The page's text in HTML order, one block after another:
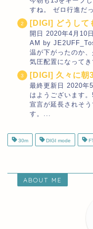
すね。 ゼロ行進だ
[DIGI] どうして
開日 2020年4月10
AM by
温が下がったのか
気圧配置になって
[DIGI] 久々に朝
最終更新日 2020
はようございます
宣言が延長されそ
す。...
30m DIGI mode
ABOUT ME